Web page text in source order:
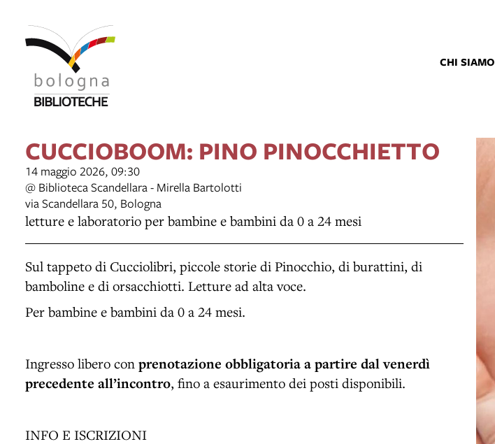
CHI SIAMO
CUCCIOBOOM: PINO PINOCCHIETTO
14 maggio 2026, 09:30
@ Biblioteca Scandellara - Mirella Bartolotti
via Scandellara 50, Bologna
letture e laboratorio per bambine e bambini da 0 a 24 mesi
Sul tappeto di Cucciolibri, piccole storie di Pinocchio, di burattini, di
bamboline e di orsacchiotti. Letture ad alta voce.
Per bambine e bambini da 0 a 24 mesi.
Ingresso libero con prenotazione obbligatoria a partire dal venerdì
precedente all’incontro, fino a esaurimento dei posti disponibili.
INFO E ISCRIZIONI